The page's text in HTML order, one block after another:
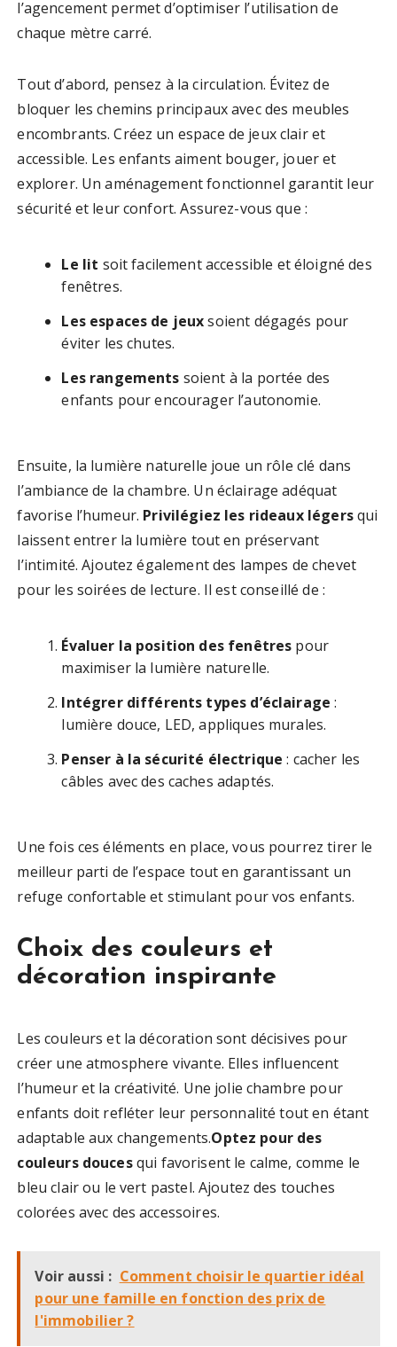
l’agencement permet d’optimiser l’utilisation de
chaque mètre carré.
Tout d’abord, pensez à la circulation. Évitez de
bloquer les chemins principaux avec des meubles
encombrants. Créez un espace de jeux clair et
accessible. Les enfants aiment bouger, jouer et
explorer. Un aménagement fonctionnel garantit leur
sécurité et leur confort. Assurez-vous que :
Le lit soit facilement accessible et éloigné des
fenêtres.
Les espaces de jeuxsoient dégagés pour
éviter les chutes.
Les rangements soient à la portée des
enfants pour encourager l’autonomie.
Ensuite, la lumière naturelle joue un rôle clé dans
l’ambiance de la chambre. Un éclairage adéquat
favorise l’humeur. Privilégiez les rideaux légersqui
laissent entrer la lumière tout en préservant
l’intimité. Ajoutez également des lampes de chevet
pour les soirées de lecture. Il est conseillé de :
Évaluer la position des fenêtres pour
maximiser la lumière naturelle.
Intégrer différents types d’éclairage :
lumière douce, LED, appliques murales.
Penser à la sécurité électrique : cacher les
câbles avec des caches adaptés.
Une fois ces éléments en place, vous pourrez tirer le
meilleur parti de l’espace tout en garantissant un
refuge confortable et stimulant pour vos enfants.
Choix des couleurs et
décoration inspirante
Les couleurs et la décoration sont décisives pour
créer une atmosphere vivante. Elles influencent
l’humeur et la créativité. Une jolie chambre pour
enfants doit refléter leur personnalité tout en étant
adaptable aux changements.Optez pour des
couleurs doucesqui favorisent le calme, comme le
bleu clair ou le vert pastel. Ajoutez des touches
colorées avec des accessoires.
Voir aussi : Comment choisir le quartier idéal
pour une famille en fonction des prix de
l'immobilier ?